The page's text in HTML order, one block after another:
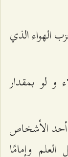
الهواء الذي
و لو بمقدار
الأشخاص
وإمامًا